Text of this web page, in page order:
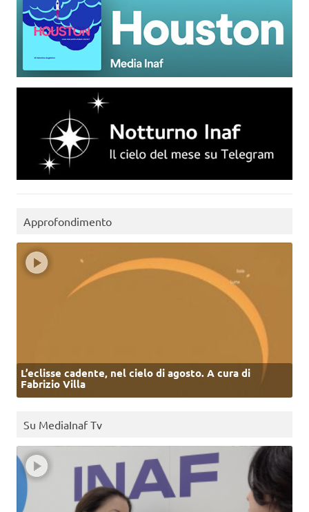
Approfondimento
L’eclisse cadente, nel cielo di agosto. A cura di
Fabrizio Villa
Su MediaInaf Tv